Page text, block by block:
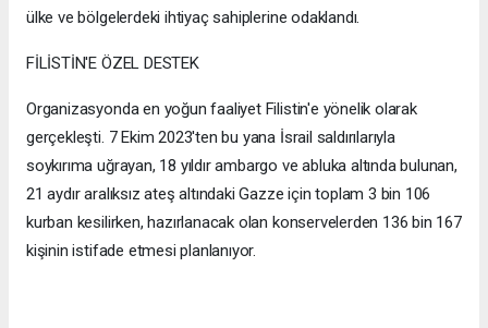
ülke ve bölgelerdeki ihtiyaç sahiplerine odaklandı.
FİLİSTİN'E ÖZEL DESTEK
Organizasyonda en yoğun faaliyet Filistin'e yönelik olarak
gerçekleşti. 7 Ekim 2023'ten bu yana İsrail saldırılarıyla
soykırıma uğrayan, 18 yıldır ambargo ve abluka altında bulunan,
21 aydır aralıksız ateş altındaki Gazze için toplam 3 bin 106
kurban kesilirken, hazırlanacak olan konservelerden 136 bin 167
kişinin istifade etmesi planlanıyor.